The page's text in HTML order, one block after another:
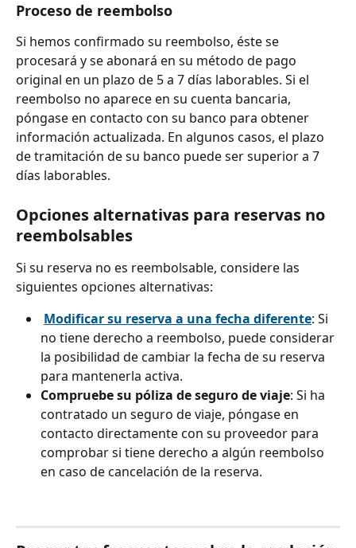
Proceso de reembolso
Si hemos confirmado su reembolso, éste se
procesará y se abonará en su método de pago
original en un plazo de 5 a 7 días laborables. Si el
reembolso no aparece en su cuenta bancaria,
póngase en contacto con su banco para obtener
información actualizada. En algunos casos, el plazo
de tramitación de su banco puede ser superior a 7
días laborables.
Opciones alternativas para reservas no
reembolsables
Si su reserva no es reembolsable, considere las
siguientes opciones alternativas:
Modificar su reserva a una fecha diferente: Si
no tiene derecho a reembolso, puede considerar
la posibilidad de cambiar la fecha de su reserva
para mantenerla activa.
Compruebe su póliza de seguro de viaje: Si ha
contratado un seguro de viaje, póngase en
contacto directamente con su proveedor para
comprobar si tiene derecho a algún reembolso
en caso de cancelación de la reserva.